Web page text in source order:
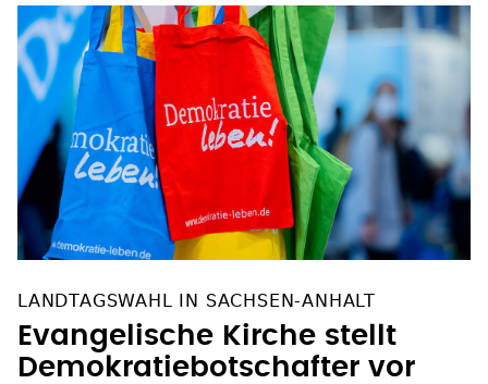
LANDTAGSWAHL IN SACHSEN-ANHALT
Evangelische Kirche stellt
Demokratiebotschafter vor